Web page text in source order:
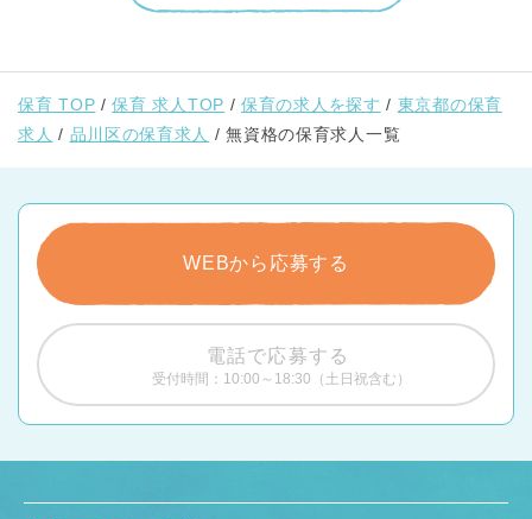
保育 TOP 保育 求人TOP 保育の求人を探す
東京都の保育
求人
品川区の保育求人 無資格の保育求人一覧
WEBから応募する
電話で応募する
受付時間：10:00～18:30（土日祝含む）